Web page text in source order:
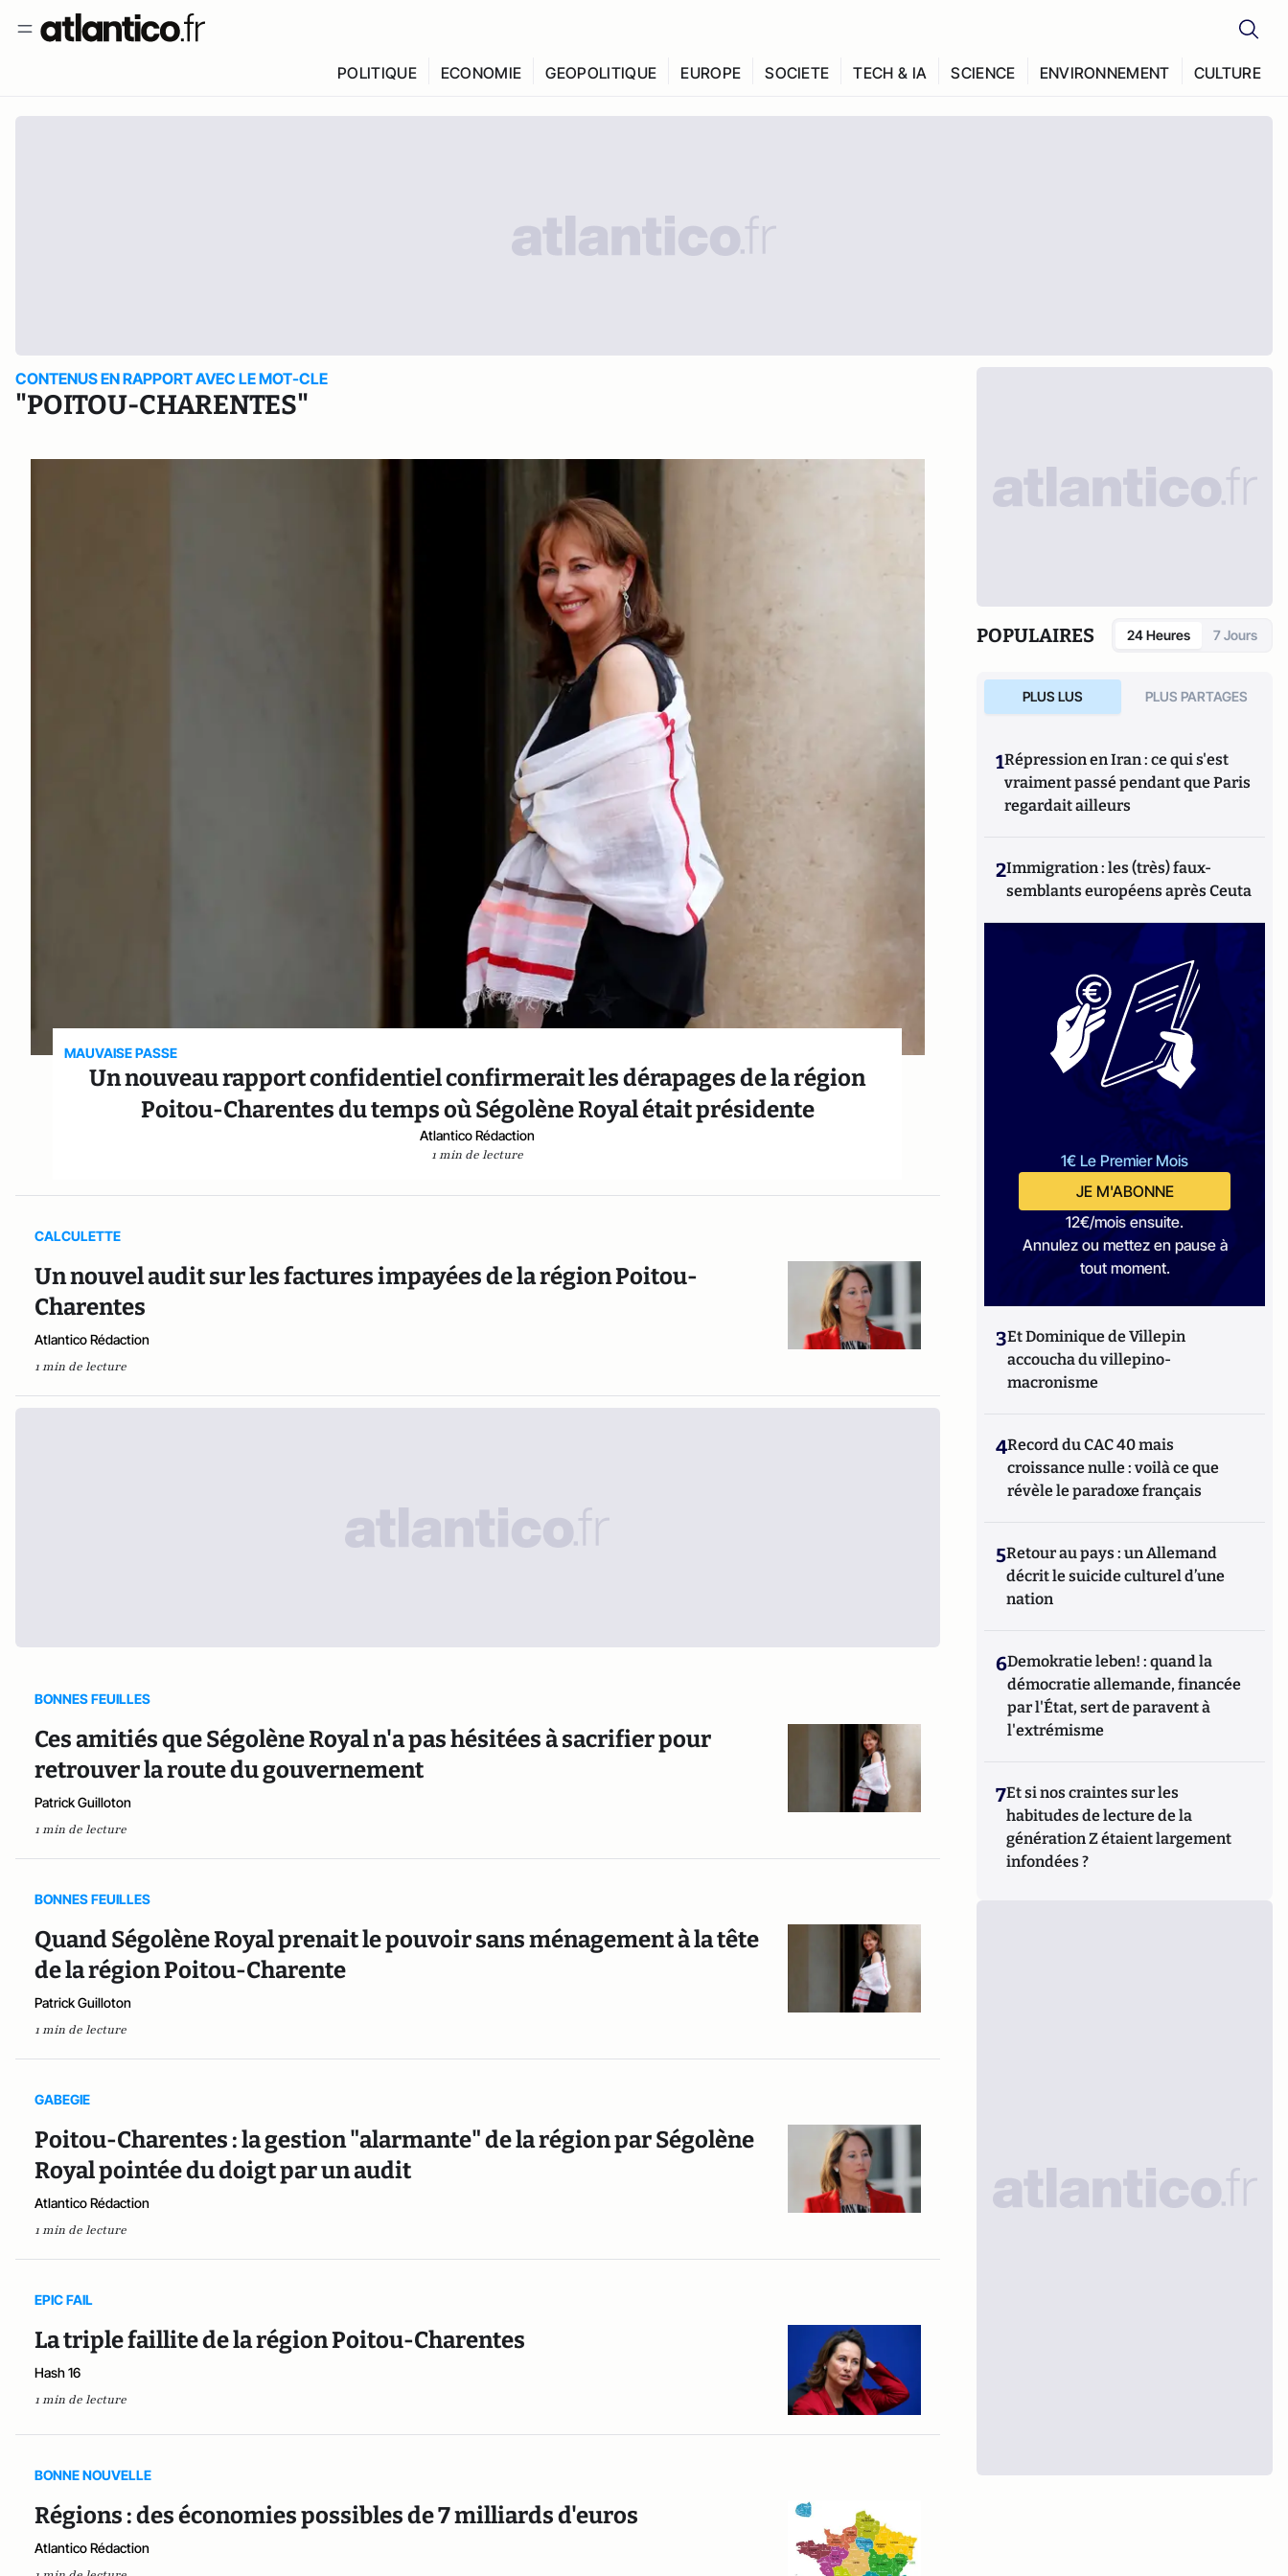
POLITIQUE ECONOMIE GEOPOLITIQUE EUROPE SOCIETE TECH & IA SCIENCE ENVIRONNEMENT CULTURE
CONTENUS EN RAPPORT AVEC LE MOT-CLE
"POITOU-CHARENTES"
MAUVAISE PASSE
Un nouveau rapport confidentiel confirmerait les dérapages de la région
Poitou-Charentes du temps où Ségolène Royal était présidente
Atlantico Rédaction
1 min de lecture
CALCULETTE
Un nouvel audit sur les factures impayées de la région Poitou-
Charentes
Atlantico Rédaction
1 min de lecture
BONNES FEUILLES
Ces amitiés que Ségolène Royal n'a pas hésitées à sacrifier pour
retrouver la route du gouvernement
Patrick Guilloton
1 min de lecture
BONNES FEUILLES
Quand Ségolène Royal prenait le pouvoir sans ménagement à la tête
de la région Poitou-Charente
Patrick Guilloton
1 min de lecture
GABEGIE
Poitou-Charentes : la gestion "alarmante" de la région par Ségolène
Royal pointée du doigt par un audit
Atlantico Rédaction
1 min de lecture
EPIC FAIL
La triple faillite de la région Poitou-Charentes
Hash 16
1 min de lecture
BONNE NOUVELLE
Régions : des économies possibles de 7 milliards d'euros
Atlantico Rédaction
POPULAIRES 24 Heures 7 Jours
PLUS LUS PLUS PARTAGES
1Répression en Iran : ce qui s'est
vraiment passé pendant que Paris
regardait ailleurs
2Immigration : les (très) faux-
semblants européens après Ceuta
1€ Le Premier Mois
JE M'ABONNE
12€/mois ensuite.
Annulez ou mettez en pause à
tout moment.
3Et Dominique de Villepin
accoucha du villepino-
macronisme
4Record du CAC 40 mais
croissance nulle : voilà ce que
révèle le paradoxe français
5Retour au pays : un Allemand
décrit le suicide culturel d’une
nation
6Demokratie leben! : quand la
démocratie allemande, financée
par l'État, sert de paravent à
l'extrémisme
7Et si nos craintes sur les
habitudes de lecture de la
génération Z étaient largement
infondées ?